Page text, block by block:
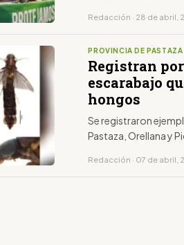
Redacción · 28 de abril,
PROVINCIA DE PASTAZA
Registran
escarabajo
hongos
Se registraron
Pastaza, Orellana y
Redacción · 07 de abril,